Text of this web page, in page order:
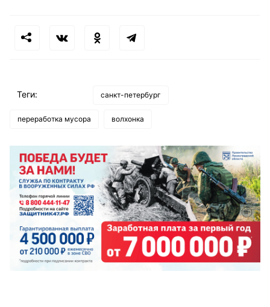
Теги: санкт-петербург
переработка мусора волхонка